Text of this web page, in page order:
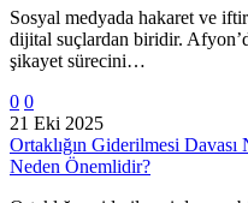
Sosyal medyada hakaret ve
dijital suçlardan biridir.
şikayet sürecini…
0 0
21 Eki 2025
Ortaklığın Giderilmesi
Neden Önemlidir?